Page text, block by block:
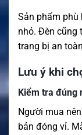
Sản phẩm phù
nhỏ. Đèn cũng
trang bị an
Lưu ý khi
Kiểm tra đúng
Người mua
bản đóng vỉ.